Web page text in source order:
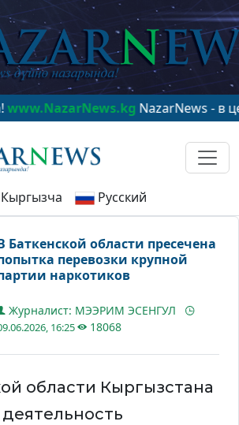
NazarNews - в
Кыргызча Русский
Баткенской области пресечена
перевозки крупной
наркотиков
Журналист: МЭЭРИМ ЭСЕНГУЛ
16:25 18068
области Кыргызстана